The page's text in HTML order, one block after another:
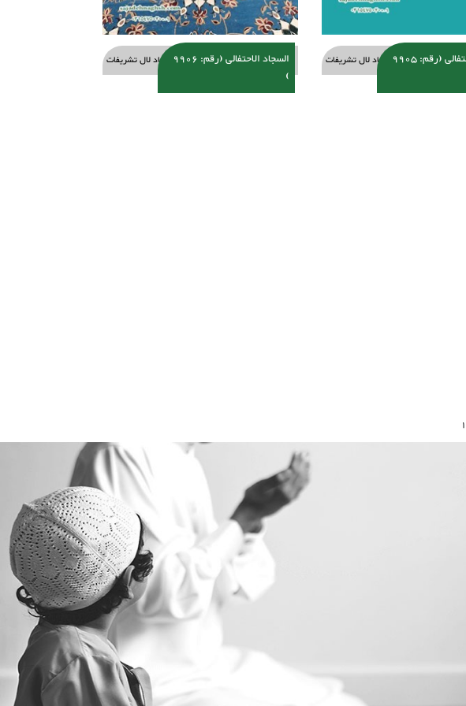
سجاد لال تشریفات
السجاد الاحتفالی (رقم: 9906
)
سجاد لال تشریفات
السجاد الاحتفالی (رقم: 9905